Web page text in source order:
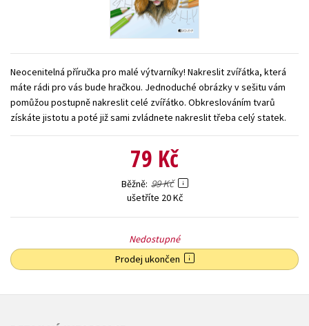
Zahraniční literatura
Všechny tituly
Neocenitelná příručka pro malé výtvarníky! Nakreslit zvířátka, která
máte rádi pro vás bude hračkou. Jednoduché obrázky v sešitu vám
pomůžou postupně nakreslit celé zvířátko. Obkreslováním tvarů
získáte jistotu a poté již sami zvládnete nakreslit třeba celý statek.
79 Kč
Běžně 99 Kč
ušetříte 20 Kč
Nedostupné
Prodej ukončen